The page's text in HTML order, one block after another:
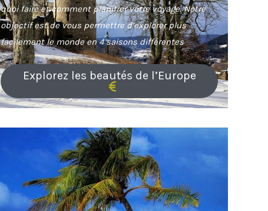
quoi faire et comment planifier votre voyage. Notre
objectif est de vous permettre d’explorer plus
facilement le monde en 4 saisons différentes
Explorez les beautés de l’Europe